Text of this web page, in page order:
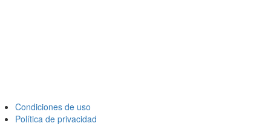
Condiciones de uso
Política de privacidad